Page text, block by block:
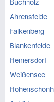
Ahrensfelde
Falkenberg
Blankenfelde
Heinersdorf
Weißensee